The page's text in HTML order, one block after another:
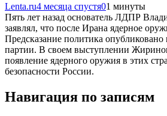
Lenta.ru4 месяца спустя01 минуты
Пять лет назад основатель ЛДПР
заявлял, что после Ирана ядерное
Предсказание политика опубликовано
партии. В своем выступлении
появление ядерного оружия в этих
безопасности России.
Навигация по записям